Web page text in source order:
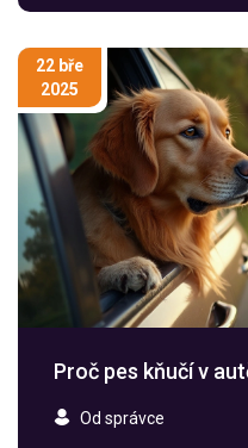
využít při cestování se
když dojde ke střetu s
22 bře
2025
Proč pes kňučí v
Od správce